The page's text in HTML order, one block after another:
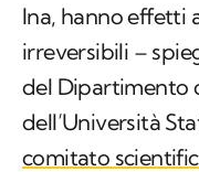
Ina, hanno effetti
irreversibili –
del Dipartimento
dell’Università
comitato